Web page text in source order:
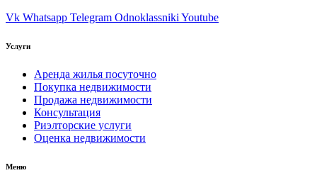
Vk Whatsapp Telegram Odnoklassniki Youtube
Услуги
Аренда жилья посуточно
Покупка недвижимости
Продажа недвижимости
Консультация
Риэлторские услуги
Оценка недвижимости
Меню